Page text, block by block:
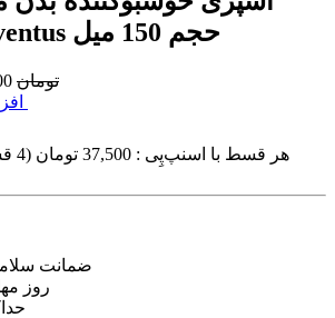
مدل Creed Aventus حجم 150 میل
تومان
هر قسط با اسنپ‌پِی : 37,500
ضمانت
7 روز
حداکثر 4